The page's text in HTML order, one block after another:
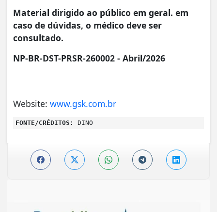
Material dirigido ao público em geral. em
caso de dúvidas, o médico deve ser
consultado.
NP-BR-DST-PRSR-260002 - Abril/2026
Website: www.gsk.com.br
FONTE/CRÉDITOS: DINO